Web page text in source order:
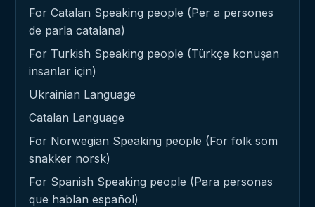
For Catalan Speaking people (Per a persones
de parla catalana)
For Turkish Speaking people (Türkçe konuşan
insanlar için)
Ukrainian Language
Catalan Language
For Norwegian Speaking people (For folk som
snakker norsk)
For Spanish Speaking people (Para personas
que hablan español)